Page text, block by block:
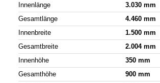
Innenlänge
3.030 mm
Gesamtlänge
4.460 mm
Innenbreite
1.500 mm
Gesamtbreite
2.004 mm
Innenhöhe
350 mm
Gesamthöhe
900 mm